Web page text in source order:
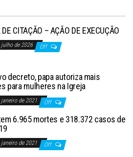
DE CITAÇÃO – AÇÃO DE EXECUÇÃO
julho de 2026 Off
decreto, papa autoriza mais
para mulheres na Igreja
janeiro de 2021 Off
6.965 mortes e 318.372 casos de
janeiro de 2021 Off